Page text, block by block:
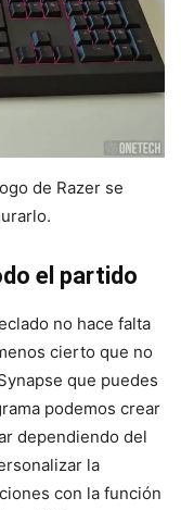
de Razer se
el partido
no hace falta
cierto que no
que puedes
podemos crear
dependiendo del
la
con la función